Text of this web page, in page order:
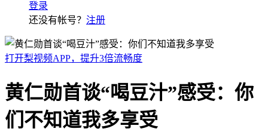
登录
还没有帐号？ 注册
打开梨视频APP，提升3倍流畅度
黄仁勋首谈“喝豆汁”感受：你
们不知道我多享受